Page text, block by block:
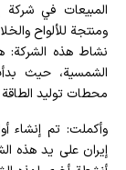
المبيعات في شركة
ومنتجة للألواح
نشاط هذه الشركة:
الشمسية، حيث
محطات توليد الطاقة
وأكملت: تم إنشاء